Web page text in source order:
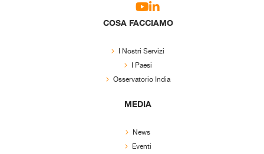
COSA FACCIAMO
I Nostri Servizi
I Paesi
Osservatorio India
MEDIA
News
Eventi